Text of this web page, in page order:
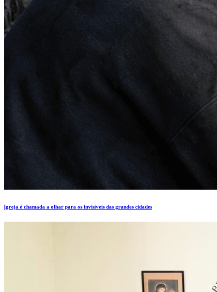
Igreja é chamada a olhar para os invisíveis das grandes cidades